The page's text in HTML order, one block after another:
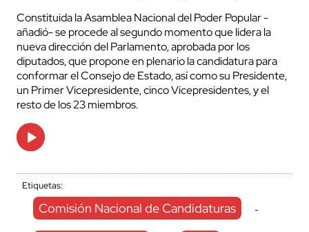
Constituida la Asamblea Nacional del Poder Popular -
añadió- se procede al segundo momento que lidera la
nueva dirección del Parlamento, aprobada por los
diputados, que propone en plenario la candidatura para
conformar el Consejo de Estado, así como su Presidente,
un Primer Vicepresidente, cinco Vicepresidentes, y el
resto de los 23 miembros.
Audio
Player
Etiquetas:
Comisión Nacional de Candidaturas -